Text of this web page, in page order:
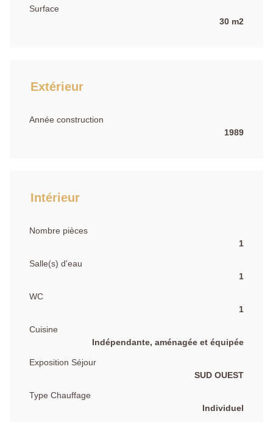
Surface
30 m2
Extérieur
Année construction
1989
Intérieur
Nombre pièces
1
Salle(s) d'eau
1
WC
1
Cuisine
Indépendante, aménagée et équipée
Exposition Séjour
SUD OUEST
Type Chauffage
Individuel